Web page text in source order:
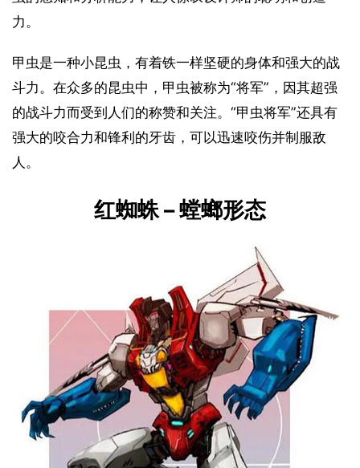
力。
甲虫是一种小昆虫，有着铁一样坚硬的身体和强大的战
斗力。在众多的昆虫中，甲虫被称为“将军”，因其超强
的战斗力而受到人们的称赞和关注。“甲虫将军”还具有
强大的咬合力和锋利的牙齿，可以迅速咬伤并制服敌
人。
红蜘蛛 – 螳螂形态